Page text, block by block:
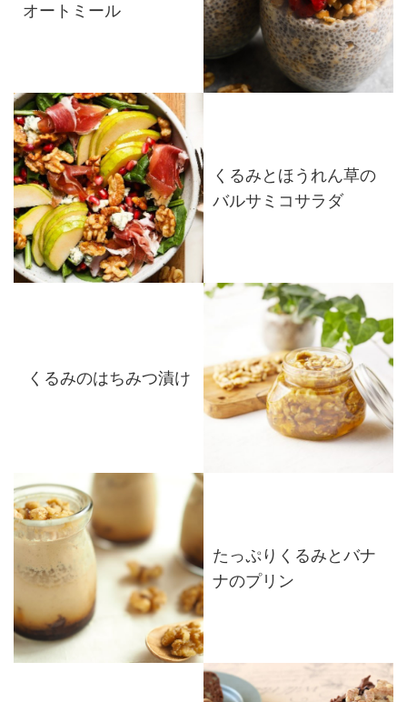
オートミール
くるみとほうれん草の
バルサミコサラダ
くるみのはちみつ漬け
たっぷりくるみとバナ
ナのプリン